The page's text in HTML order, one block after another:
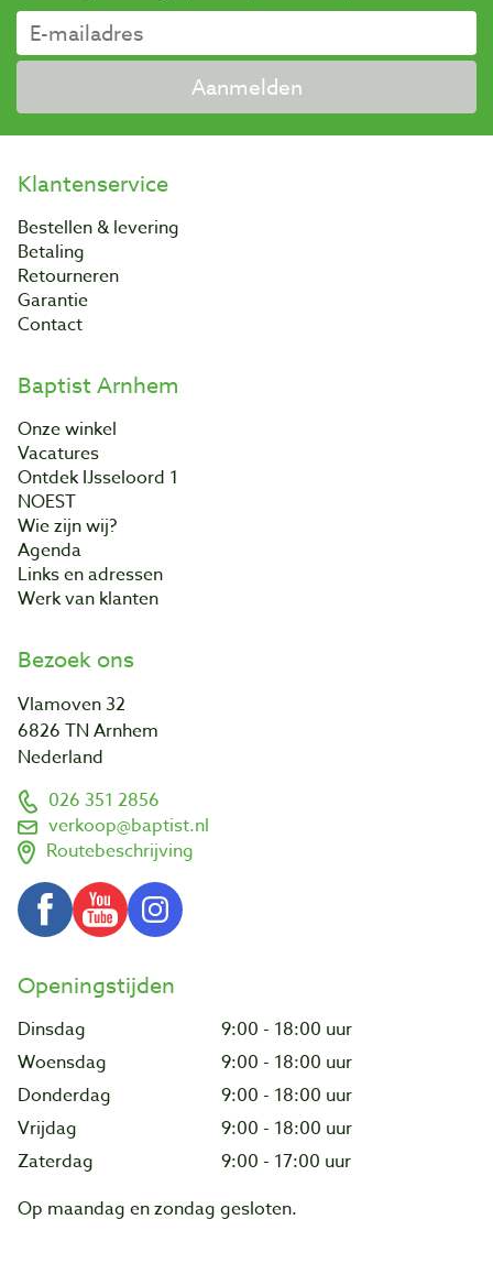
Aanmelden
Klantenservice
Bestellen & levering
Betaling
Retourneren
Garantie
Contact
Baptist Arnhem
Onze winkel
Vacatures
Ontdek IJsseloord 1
NOEST
Wie zijn wij?
Agenda
Links en adressen
Werk van klanten
Bezoek ons
Vlamoven 32
6826 TN Arnhem
Nederland
026 351 2856
verkoop@baptist.nl
Routebeschrijving
Openingstijden
Dinsdag
9:00 - 18:00 uur
Woensdag
9:00 - 18:00 uur
Donderdag
9:00 - 18:00 uur
Vrijdag
9:00 - 18:00 uur
Zaterdag
9:00 - 17:00 uur
Op maandag en zondag gesloten.